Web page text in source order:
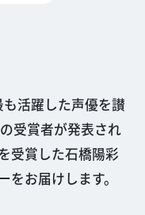
活躍した声優を讃
受賞者が発表され
受賞した石橋陽彩
お届けします。